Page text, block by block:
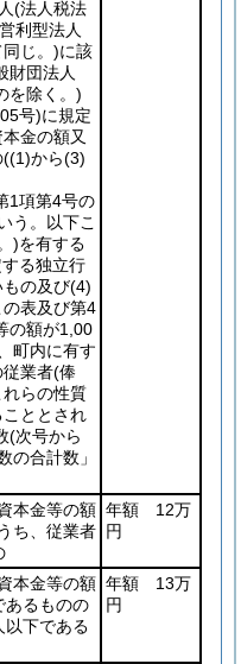
(法人税法
利型法人
じ。)に該
財団法人
を除く。)
号)に規定
金の額又
((1)から(3)
1項第4号の
う。以下こ
)を有する
る独立行
の及び(4)
表及び第4
の額が1,00
町内に有す
業者(俸
らの性質
ととされ
(次号から
の合計数」
本金等の額
ち、従業者
年額 12万
円
本金等の額
あるものの
以下である
年額 13万
円